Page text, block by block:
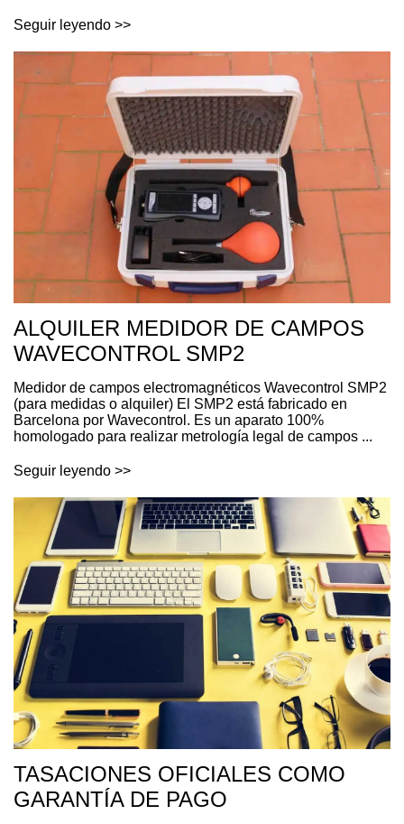
Seguir leyendo >>
ALQUILER MEDIDOR DE CAMPOS
WAVECONTROL SMP2
Medidor de campos electromagnéticos Wavecontrol SMP2
(para medidas o alquiler) El SMP2 está fabricado en
Barcelona por Wavecontrol. Es un aparato 100%
homologado para realizar metrología legal de campos ...
Seguir leyendo >>
TASACIONES OFICIALES COMO
GARANTÍA DE PAGO